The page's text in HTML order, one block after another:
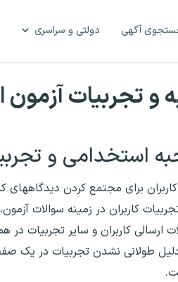
آگهی دولتی و سراسری
و تجربیات
استخدامی و
برای مجتمع کردن دیدگاههای
کاربران در زمینه سوالات
ارسالی کاربران و سایر
دلیل طولانی نشدن تجربیات در یک